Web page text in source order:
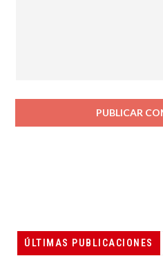
ÚLTIMAS PUBLICACIONES